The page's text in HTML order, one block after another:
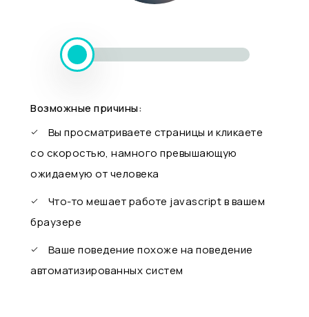
Возможные причины:
Вы просматриваете страницы и кликаете
со скоростью, намного превышающую
ожидаемую от человека
Что-то мешает работе javascript в вашем
браузере
Ваше поведение похоже на поведение
автоматизированных систем